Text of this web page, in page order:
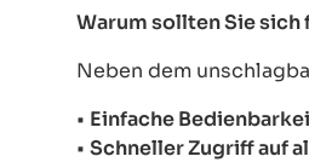
Warum sollten Sie
Neben dem
• Einfache
• Schneller Zugriff auf